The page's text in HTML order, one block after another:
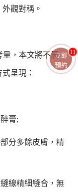
觀對稱。
量，本文將不展
呈現：
膏;
分多餘皮膚，精
線精細縫合，無
立即
預約
11